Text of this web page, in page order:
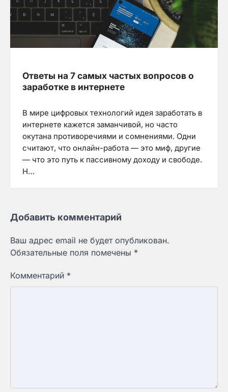
Ответы на 7 самых частых вопросов о
заработке в интернете
В мире цифровых технологий идея заработать в
интернете кажется заманчивой, но часто
окутана противоречиями и сомнениями. Одни
считают, что онлайн-работа — это миф, другие
— что это путь к пассивному доходу и свободе.
Н…
Добавить комментарий
Ваш адрес email не будет опубликован.
Обязательные поля помечены *
Комментарий *